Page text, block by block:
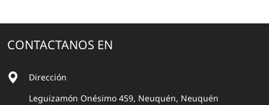
CONTACTANOS EN
Dirección
Leguizamón Onésimo 459, Neuquén, Neuquén